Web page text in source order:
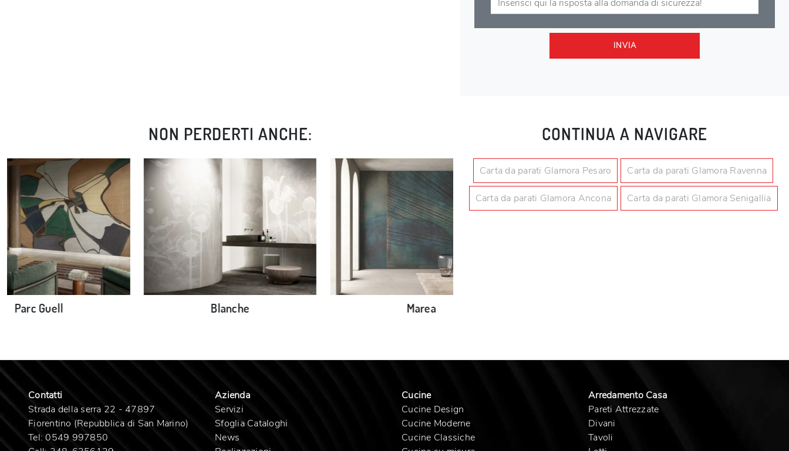
INVIA
NON PERDERTI ANCHE:
Parc Guell Blanche Marea
CONTINUA A NAVIGARE
Carta da parati Glamora Pesaro Carta da parati Glamora Ravenna
Carta da parati Glamora Ancona Carta da parati Glamora Senigallia
Contatti
Strada della serra 22 - 47897
Fiorentino (Repubblica di San Marino)
Tel: 0549 997850
Azienda
Servizi
Sfoglia Cataloghi
News
Cucine
Cucine Design
Cucine Moderne
Cucine Classiche
Arredamento Casa
Pareti Attrezzate
Divani
Tavoli